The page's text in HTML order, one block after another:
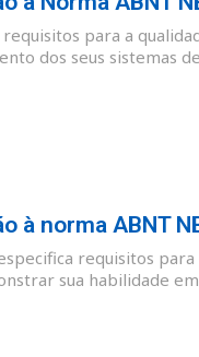
requisitos para a
dos seus sistemas
à norma ABNT
requisitos
sua habilidade